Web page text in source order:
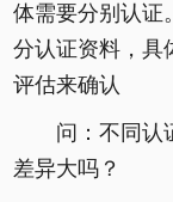
体需要分别认证
分认证资料，具
评估来确认
问：不同认
差异大吗？